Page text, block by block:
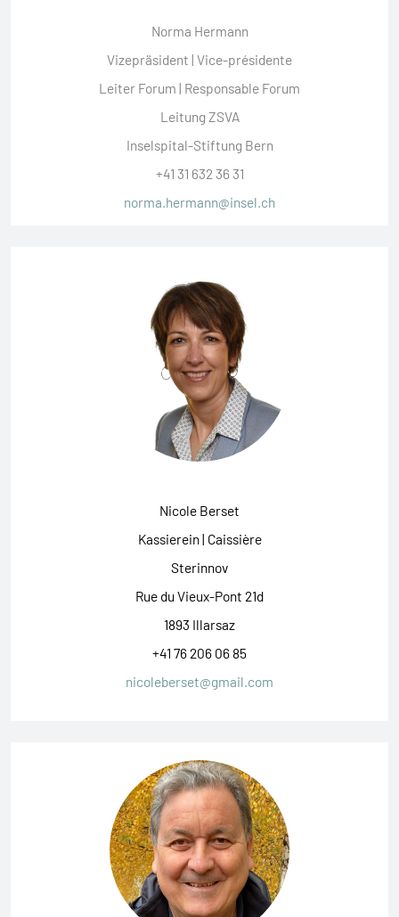
Norma Hermann
Vizepräsident | Vice-présidente
Leiter Forum | Responsable Forum
Leitung ZSVA
Inselspital-Stiftung Bern
+41 31 632 36 31
norma.hermann@insel.ch
Nicole Berset
Kassierein | Caissière
Sterinnov
Rue du Vieux-Pont 21d
1893 Illarsaz
+41 76 206 06 85
nicoleberset@gmail.com